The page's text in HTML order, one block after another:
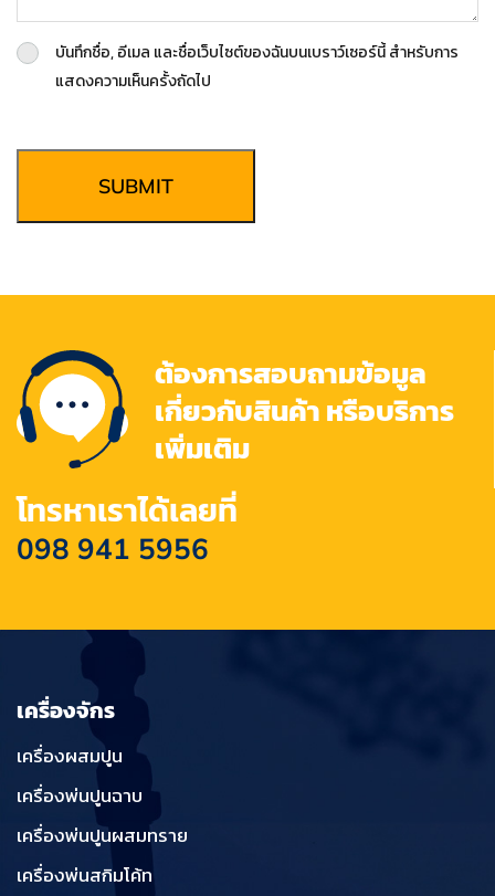
บันทึกชื่อ, อีเมล และชื่อเว็บไซต์ของฉันบนเบราว์เซอร์นี้ สำหรับการ
แสดงความเห็นครั้งถัดไป
SUBMIT
ต้องการสอบถามข้อมูล
เกี่ยวกับสินค้า หรือบริการ
เพิ่มเติม
โทรหาเราได้เลยที่
098 941 5956
เครื่องจักร
เครื่องผสมปูน
เครื่องพ่นปูนฉาบ
เครื่องพ่นปูนผสมทราย
เครื่องพ่นสกิมโค้ท